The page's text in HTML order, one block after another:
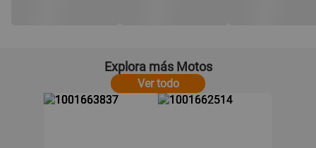
Explora más Motos
Ver todo